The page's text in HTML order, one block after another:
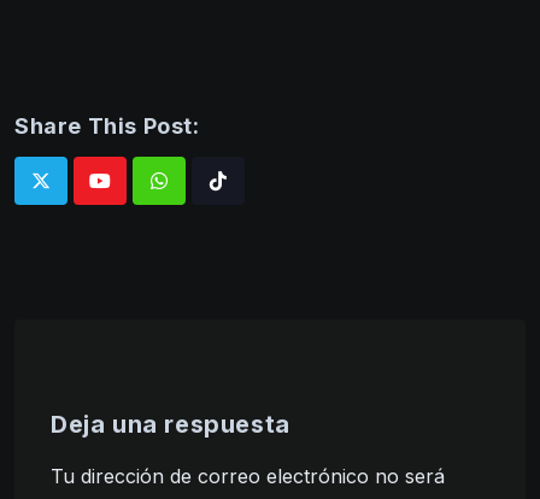
Share This Post:
WhatsappTiktok
Deja una respuesta
Tu dirección de correo electrónico no será